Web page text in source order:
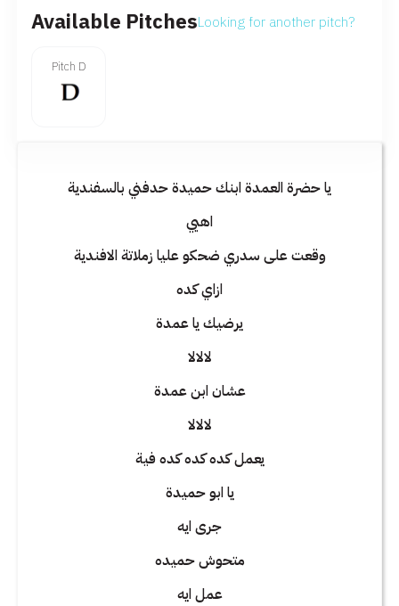
Available PitchesLooking for another pitch?
Pitch D
يا حضرة العمدة ابنك حميدة حدفني بالسفندية
اهيي
وقعت على سدري ضحكو عليا زملاتة الافندية
ازاي كده
يرضيك يا عمدة
لالالا
عشان ابن عمدة
لالالا
يعمل كده كده كده فية
يا ابو حميدة
جرى ايه
متحوش حميده
عمل ايه